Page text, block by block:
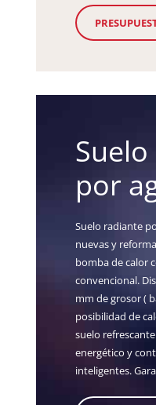
por
Suelo radiante
nuevas y
bomba de calor
convencional.
mm de grosor (
posibilidad de
suelo
energético y
inteligentes.